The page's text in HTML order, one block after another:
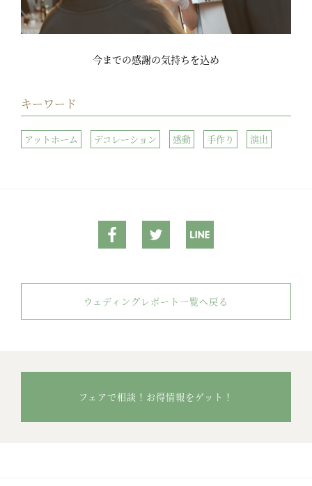
今までの感謝の気持ちを込め
キーワード
アットホーム デコレーション 感動 手作り 演出
ウェディングレポート一覧へ戻る
フェアで相談！お得情報をゲット！